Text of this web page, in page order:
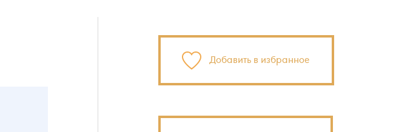
Добавить в избранное